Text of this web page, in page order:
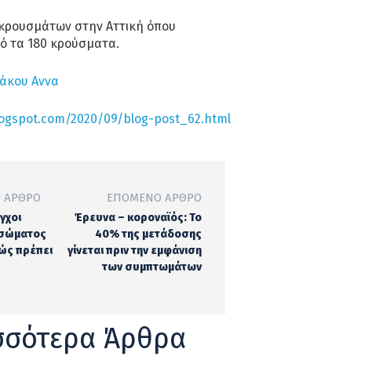
στην Αττική όπου
τα 180 κρούσματα.
Αννα
2020/09/blog-post_62.html
πρέπει
ΕΠΌΜΕΝΟ ΆΡΘΡΟ
Έρευνα – κοροναϊός: Το
40% της μετάδοσης
γίνεται πριν την εμφάνιση
των συμπτωμάτων
Άρθρα